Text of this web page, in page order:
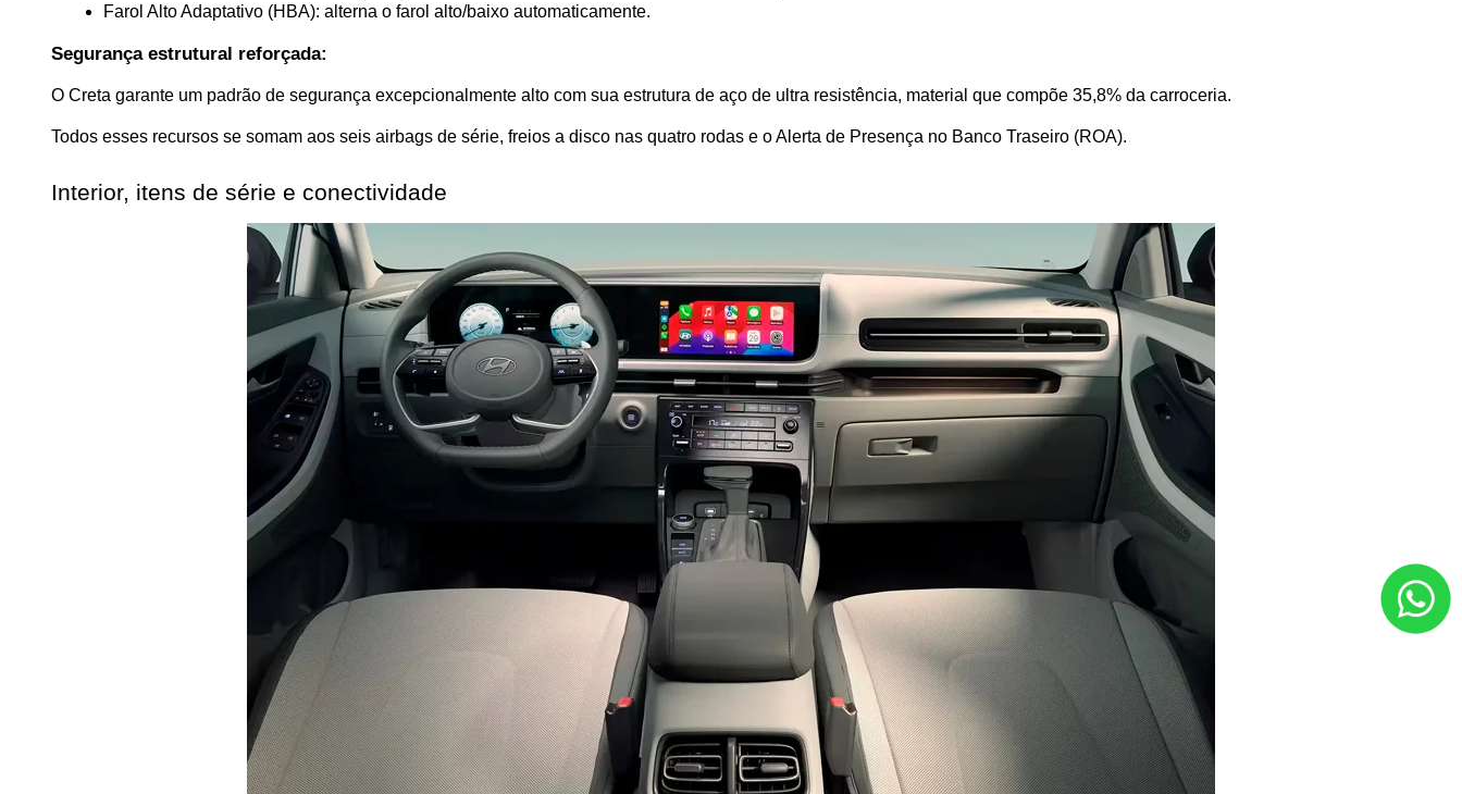
Farol Alto Adaptativo (HBA): alterna o farol alto/baixo automaticamente.
Segurança estrutural reforçada:
O Creta garante um padrão de segurança excepcionalmente alto com sua estrutura de aço de ultra resistência, material que compõe 35,8% da carroceria.
Todos esses recursos se somam aos seis airbags de série, freios a disco nas quatro rodas e o Alerta de Presença no Banco Traseiro (ROA).
Interior, itens de série e conectividade